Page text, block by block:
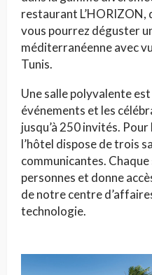
restaurant L’HORIZON,
vous pourrez déguster
méditerranéenne avec
Tunis.
Une salle polyvalente
événements et les
jusqu’à 250 invités.
l’hôtel dispose de trois
communicantes.
personnes et donne
de notre centre
technologie.